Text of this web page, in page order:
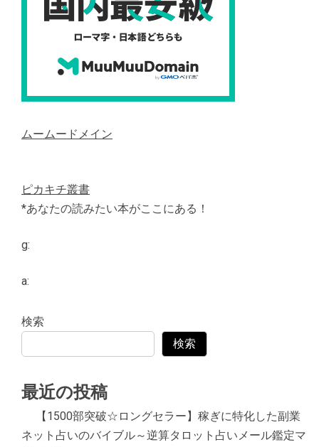
ムームードメイン
ピカキチ叢書
*あなたの読みたい本がここにある！
g:
a:
検索
検索
最近の投稿
【1500部突破☆ロングセラー】稼ぎに特化した副業
ネット占いのバイブル～逆算タロット占いメール鑑定マ